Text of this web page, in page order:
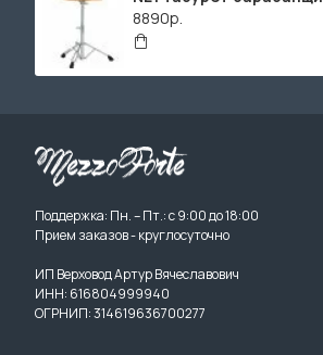
8890р.
Поддержка: Пн. – Пт.: с 9:00 до 18:00
Прием заказов - круглосуточно
ИП Верховод Артур Вячеславович
ИНН: 616804999940
ОГРНИП: 314619636700277